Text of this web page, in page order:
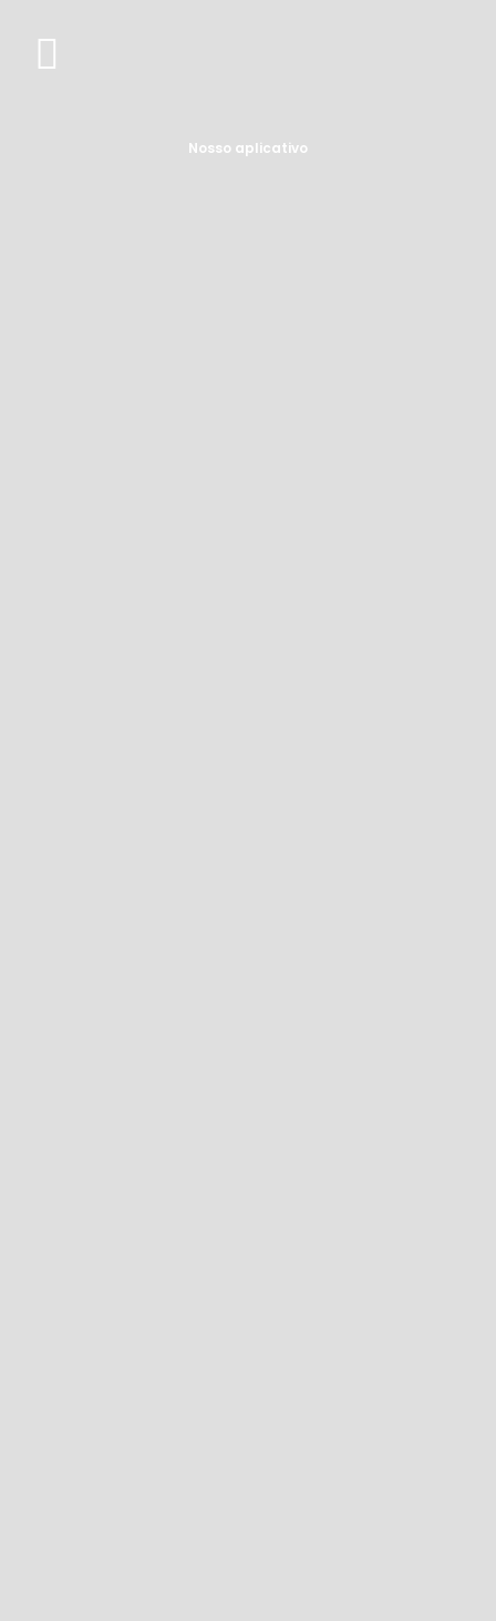
Nosso aplicativo